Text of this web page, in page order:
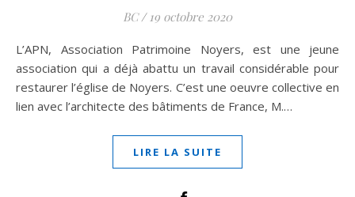
BC / 19 octobre 2020
L’APN, Association Patrimoine Noyers, est une jeune
association qui a déjà abattu un travail considérable pour
restaurer l’église de Noyers. C’est une oeuvre collective en
lien avec l’architecte des bâtiments de France, M.…
LIRE LA SUITE